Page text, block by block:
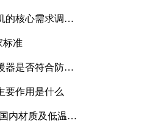
的核心需求调研
标准
器是否符合防爆
要作用是什么
内材质及低温冲